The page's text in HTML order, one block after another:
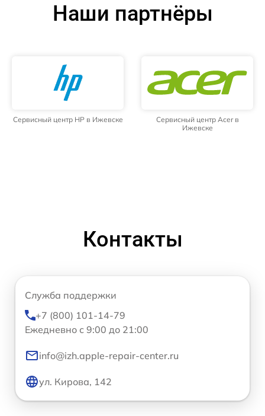
Наши партнёры
Сервисный центр HP в Ижевске
Сервисный центр Acer в
Ижевске
Контакты
Служба поддержки
+7 (800) 101-14-79
Ежедневно с 9:00 до 21:00
info@izh.apple-repair-center.ru
ул. Кирова, 142